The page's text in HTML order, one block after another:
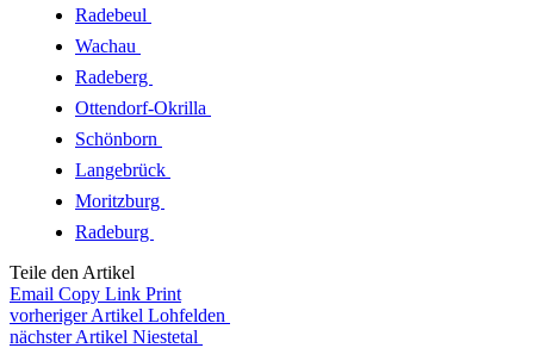
Radebeul
Wachau
Radeberg
Ottendorf-Okrilla
Schönborn
Langebrück
Moritzburg
Radeburg
Teile den Artikel
Email Copy Link Print
vorheriger Artikel Lohfelden
nächster Artikel Niestetal